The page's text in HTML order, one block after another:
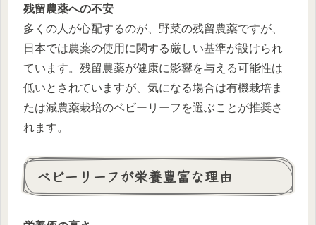
残留農薬への不安
多くの人が心配するのが、野菜の残留農薬ですが、
日本では農薬の使用に関する厳しい基準が設けられ
ています。残留農薬が健康に影響を与える可能性は
低いとされていますが、気になる場合は有機栽培ま
たは減農薬栽培のベビーリーフを選ぶことが推奨さ
れます。
ベビーリーフが栄養豊富な理由